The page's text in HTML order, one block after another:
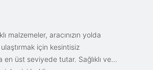
malzemeler, aracınızın yolda
için kesintisiz
en üst seviyede tutar. Sağlıklı ve